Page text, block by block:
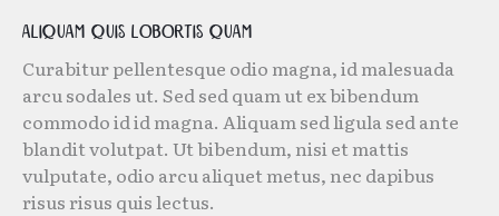
Aliquam quis lobortis quam
Curabitur pellentesque odio magna, id malesuada
arcu sodales ut. Sed sed quam ut ex bibendum
commodo id id magna. Aliquam sed ligula sed ante
blandit volutpat. Ut bibendum, nisi et mattis
vulputate, odio arcu aliquet metus, nec dapibus
risus risus quis lectus.